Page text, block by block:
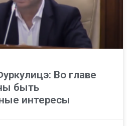
Во главе
быть
интересы